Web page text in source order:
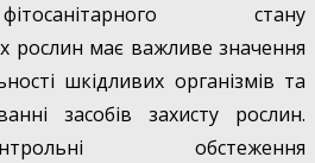
стану
рослин має важливе значення
шкідливих організмів та
засобів захисту рослин.
обстеження